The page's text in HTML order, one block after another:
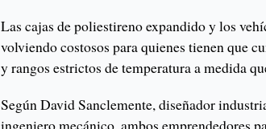
Las cajas de poliestireno expandido y los
volviendo costosos para quienes tienen que
y rangos estrictos de temperatura a medida
Según David Sanclemente, diseñador
ingeniero mecánico, ambos emprendedores